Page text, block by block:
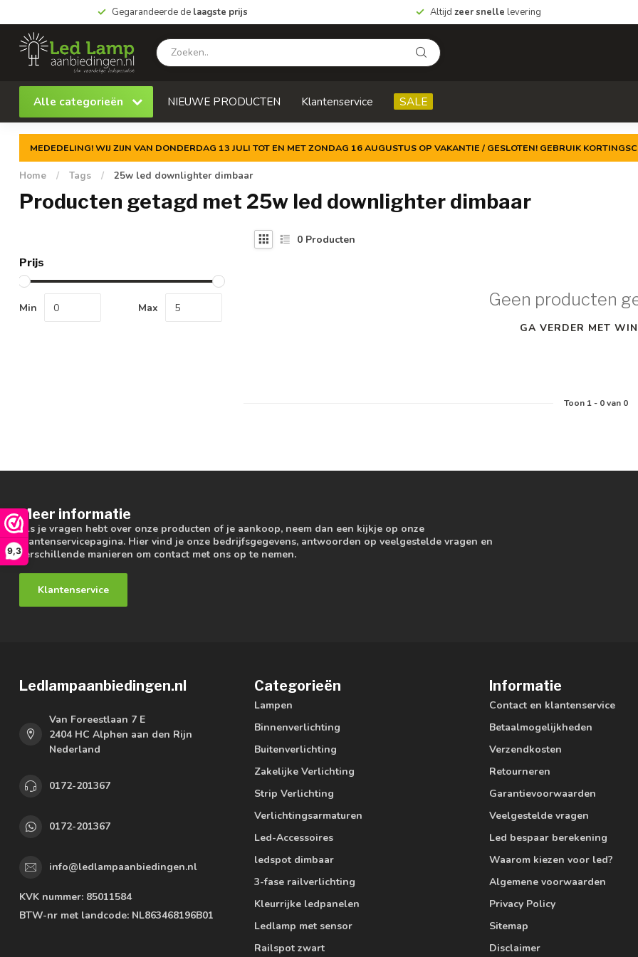
9,3
Gegarandeerde de laagste prijs Altijd zeer snelle levering
Alle categorieën NIEUWE PRODUCTEN Klantenservice SALE
MEDEDELING! WIJ ZIJN VAN DONDERDAG 13 JULI TOT EN MET ZONDAG 16 AUGUSTUS OP VAKANTIE / GESLOTEN! GEBRUIK
Home / Tags / 25w led downlighter dimbaar
Producten getagd met 25w led downlighter dimbaar
Prijs
Min Max
0 Producten
Geen producten
GA VERDER MET
Toon 1- 0van 0
Meer informatie
Als je vragen hebt over onze producten of je aankoop, neem dan een kijkje op onze
klantenservicepagina. Hier vind je onze bedrijfsgegevens, antwoorden op veelgestelde vragen en
verschillende manieren om contact met ons op te nemen.
Klantenservice
Ledlampaanbiedingen.nl
Van Foreestlaan 7 E
2404 HC Alphen aan den Rijn
Nederland
0172-201367
0172-201367
info@ledlampaanbiedingen.nl
KVK nummer: 85011584
BTW-nr met landcode: NL863468196B01
Categorieën
Lampen
Binnenverlichting
Buitenverlichting
Zakelijke Verlichting
Strip Verlichting
Verlichtingsarmaturen
Led-Accessoires
ledspot dimbaar
3-fase railverlichting
Kleurrijke ledpanelen
Ledlamp met sensor
Railspot zwart
Informatie
Contact en klantenservice
Betaalmogelijkheden
Verzendkosten
Retourneren
Garantievoorwaarden
Veelgestelde vragen
Led bespaar berekening
Waarom kiezen voor led?
Algemene voorwaarden
Privacy Policy
Sitemap
Disclaimer